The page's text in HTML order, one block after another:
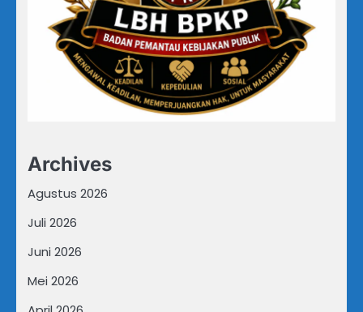
Archives
Agustus 2026
Juli 2026
Juni 2026
Mei 2026